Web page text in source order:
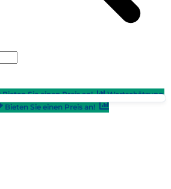
Bieten Sie einen Preis an!
Wertschätzung
Bieten Sie einen Preis an!